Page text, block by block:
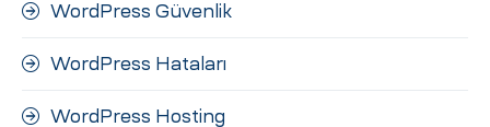
WordPress Güvenlik
WordPress Hataları
WordPress Hosting